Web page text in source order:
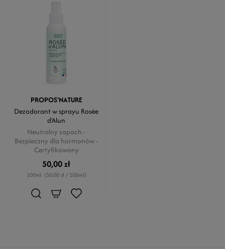
PROPOS'NATURE
Dezodorant w sprayu Rosée
d'Alun
Neutralny zapach -
Bezpieczny dla hormonów -
Certyfikowany
50,00 zł
100ml (50,00 zł / 100ml)